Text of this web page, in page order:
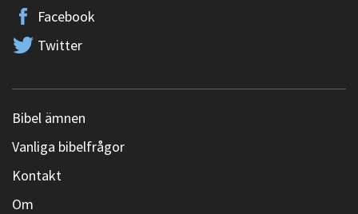
Facebook
Twitter
Bibel ämnen
Vanliga bibelfrågor
Kontakt
Om